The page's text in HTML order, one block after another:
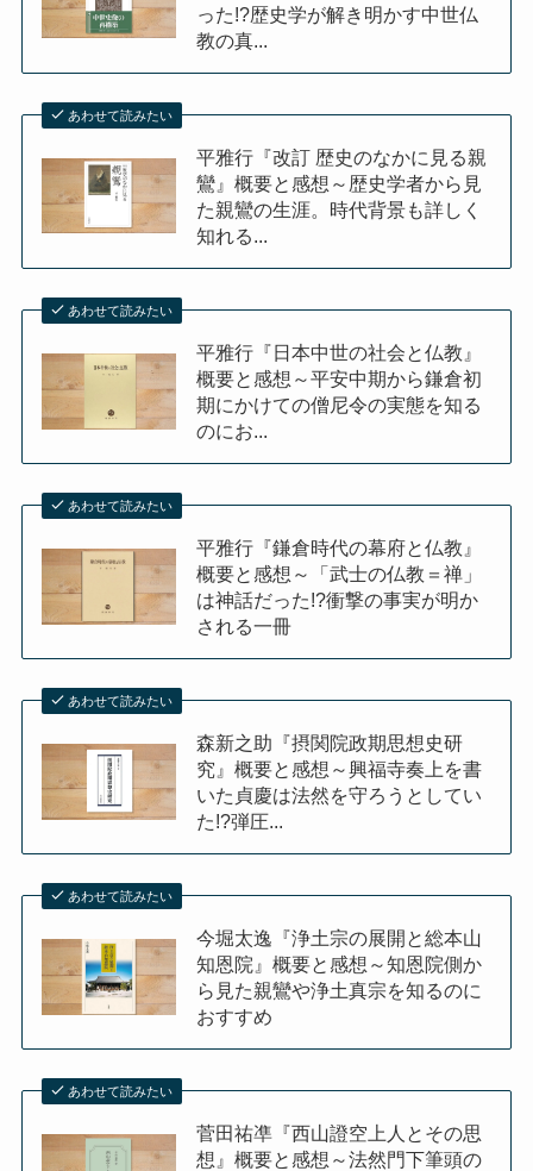
った!?歴史学が解き明かす中世仏
教の真...
あわせて読みたい
平雅行『改訂 歴史のなかに見る親
鸞』概要と感想～歴史学者から見
た親鸞の生涯。時代背景も詳しく
知れる...
あわせて読みたい
平雅行『日本中世の社会と仏教』
概要と感想～平安中期から鎌倉初
期にかけての僧尼令の実態を知る
のにお...
あわせて読みたい
平雅行『鎌倉時代の幕府と仏教』
概要と感想～「武士の仏教＝禅」
は神話だった!?衝撃の事実が明か
される一冊
あわせて読みたい
森新之助『摂関院政期思想史研
究』概要と感想～興福寺奏上を書
いた貞慶は法然を守ろうとしてい
た!?弾圧...
あわせて読みたい
今堀太逸『浄土宗の展開と総本山
知恩院』概要と感想～知恩院側か
ら見た親鸞や浄土真宗を知るのに
おすすめ
あわせて読みたい
菅田祐凖『西山證空上人とその思
想』概要と感想～法然門下筆頭の